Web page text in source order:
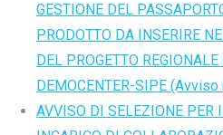
GESTIONE DEL
PRODOTTO DA INSERIRE
DEL PROGETTO
DEMOCENTER-SIPE
AVVISO DI SELEZIONE PER